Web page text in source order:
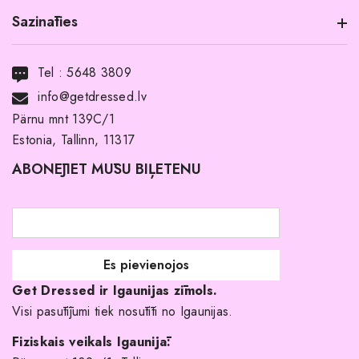
Informācija par produktu
Noma ar pirkuma tiesībām
Par mums
Pirkuma noteikumi un nosacījumi
Atgriešanas politika
Līgavas družiņu kleitas
Veikali
Kāpēc izvēlēties mūs?
Sazināties
Tel :5648 3809
info@getdressed.lv
Pärnu mnt 139C/1
Estonia, Tallinn, 11317
ABONĒJIET MŪSU BIĻETENU
Get Dressed ir Igaunijas zīmols.
Visi pasūtījumi tiek nosūtīti no Igaunijas.
Fiziskais veikals Igaunijā: